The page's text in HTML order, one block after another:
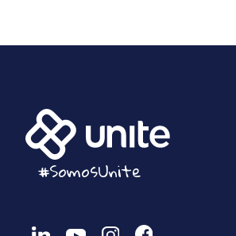
#SomosUnite